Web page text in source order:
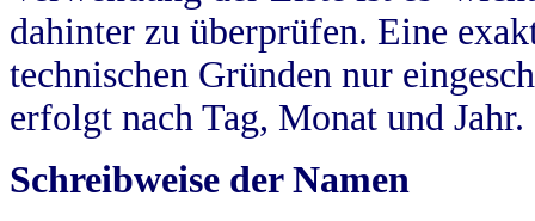
dahinter zu überprüfen. Eine
technischen Gründen nur
erfolgt nach Tag, Monat und Jahr.
Schreibweise der Namen